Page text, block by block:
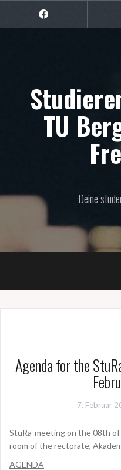
springen
Facebook
TU
Deine
Agenda for the
7. Februar
StuRa-meeting on the 08th of
room of the rectorate,
AGENDA